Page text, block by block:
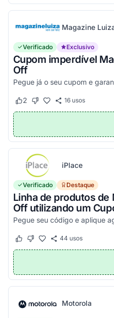
Magazine
Verificado Exclusivo
Cupom imperdível
Off
Este cupom funcionou
2 Este cupom não funcionou
16usos
iPlace
Verificado Destaque
Linha de produtos de
Off utilizando um
Este cupom funcionou
Este cupom não funcionou
44 usos
Motorola